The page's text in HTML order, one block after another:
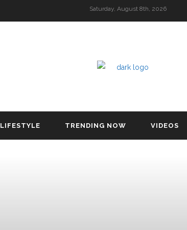
Saturday, August 8th, 2026
LIFESTYLE TRENDING NOW VIDEOS